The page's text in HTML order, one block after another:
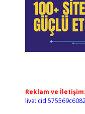
Reklam ve İletişim: